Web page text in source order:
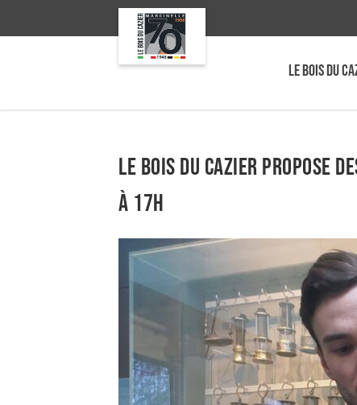
LE BOIS DU
Le Bois du Cazier propose des
à 17h